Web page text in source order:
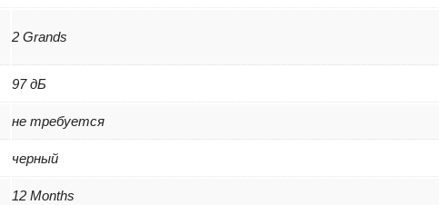
2 Grands
97 дБ
не требуется
черный
12 Months